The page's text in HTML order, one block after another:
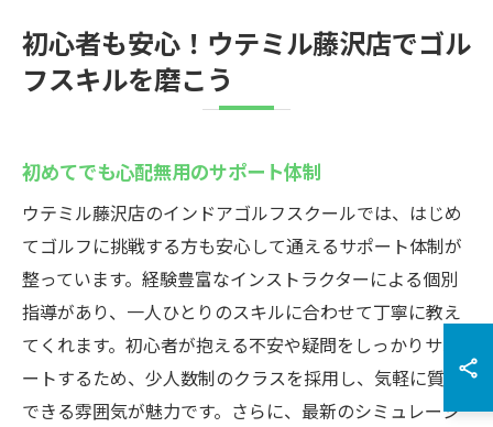
初心者も安心！ウテミル藤沢店でゴル
フスキルを磨こう
初めてでも心配無用のサポート体制
ウテミル藤沢店のインドアゴルフスクールでは、はじめ
てゴルフに挑戦する方も安心して通えるサポート体制が
整っています。経験豊富なインストラクターによる個別
指導があり、一人ひとりのスキルに合わせて丁寧に教え
てくれます。初心者が抱える不安や疑問をしっかりサポ
ートするため、少人数制のクラスを採用し、気軽に質問
できる雰囲気が魅力です。さらに、最新のシミュレーシ